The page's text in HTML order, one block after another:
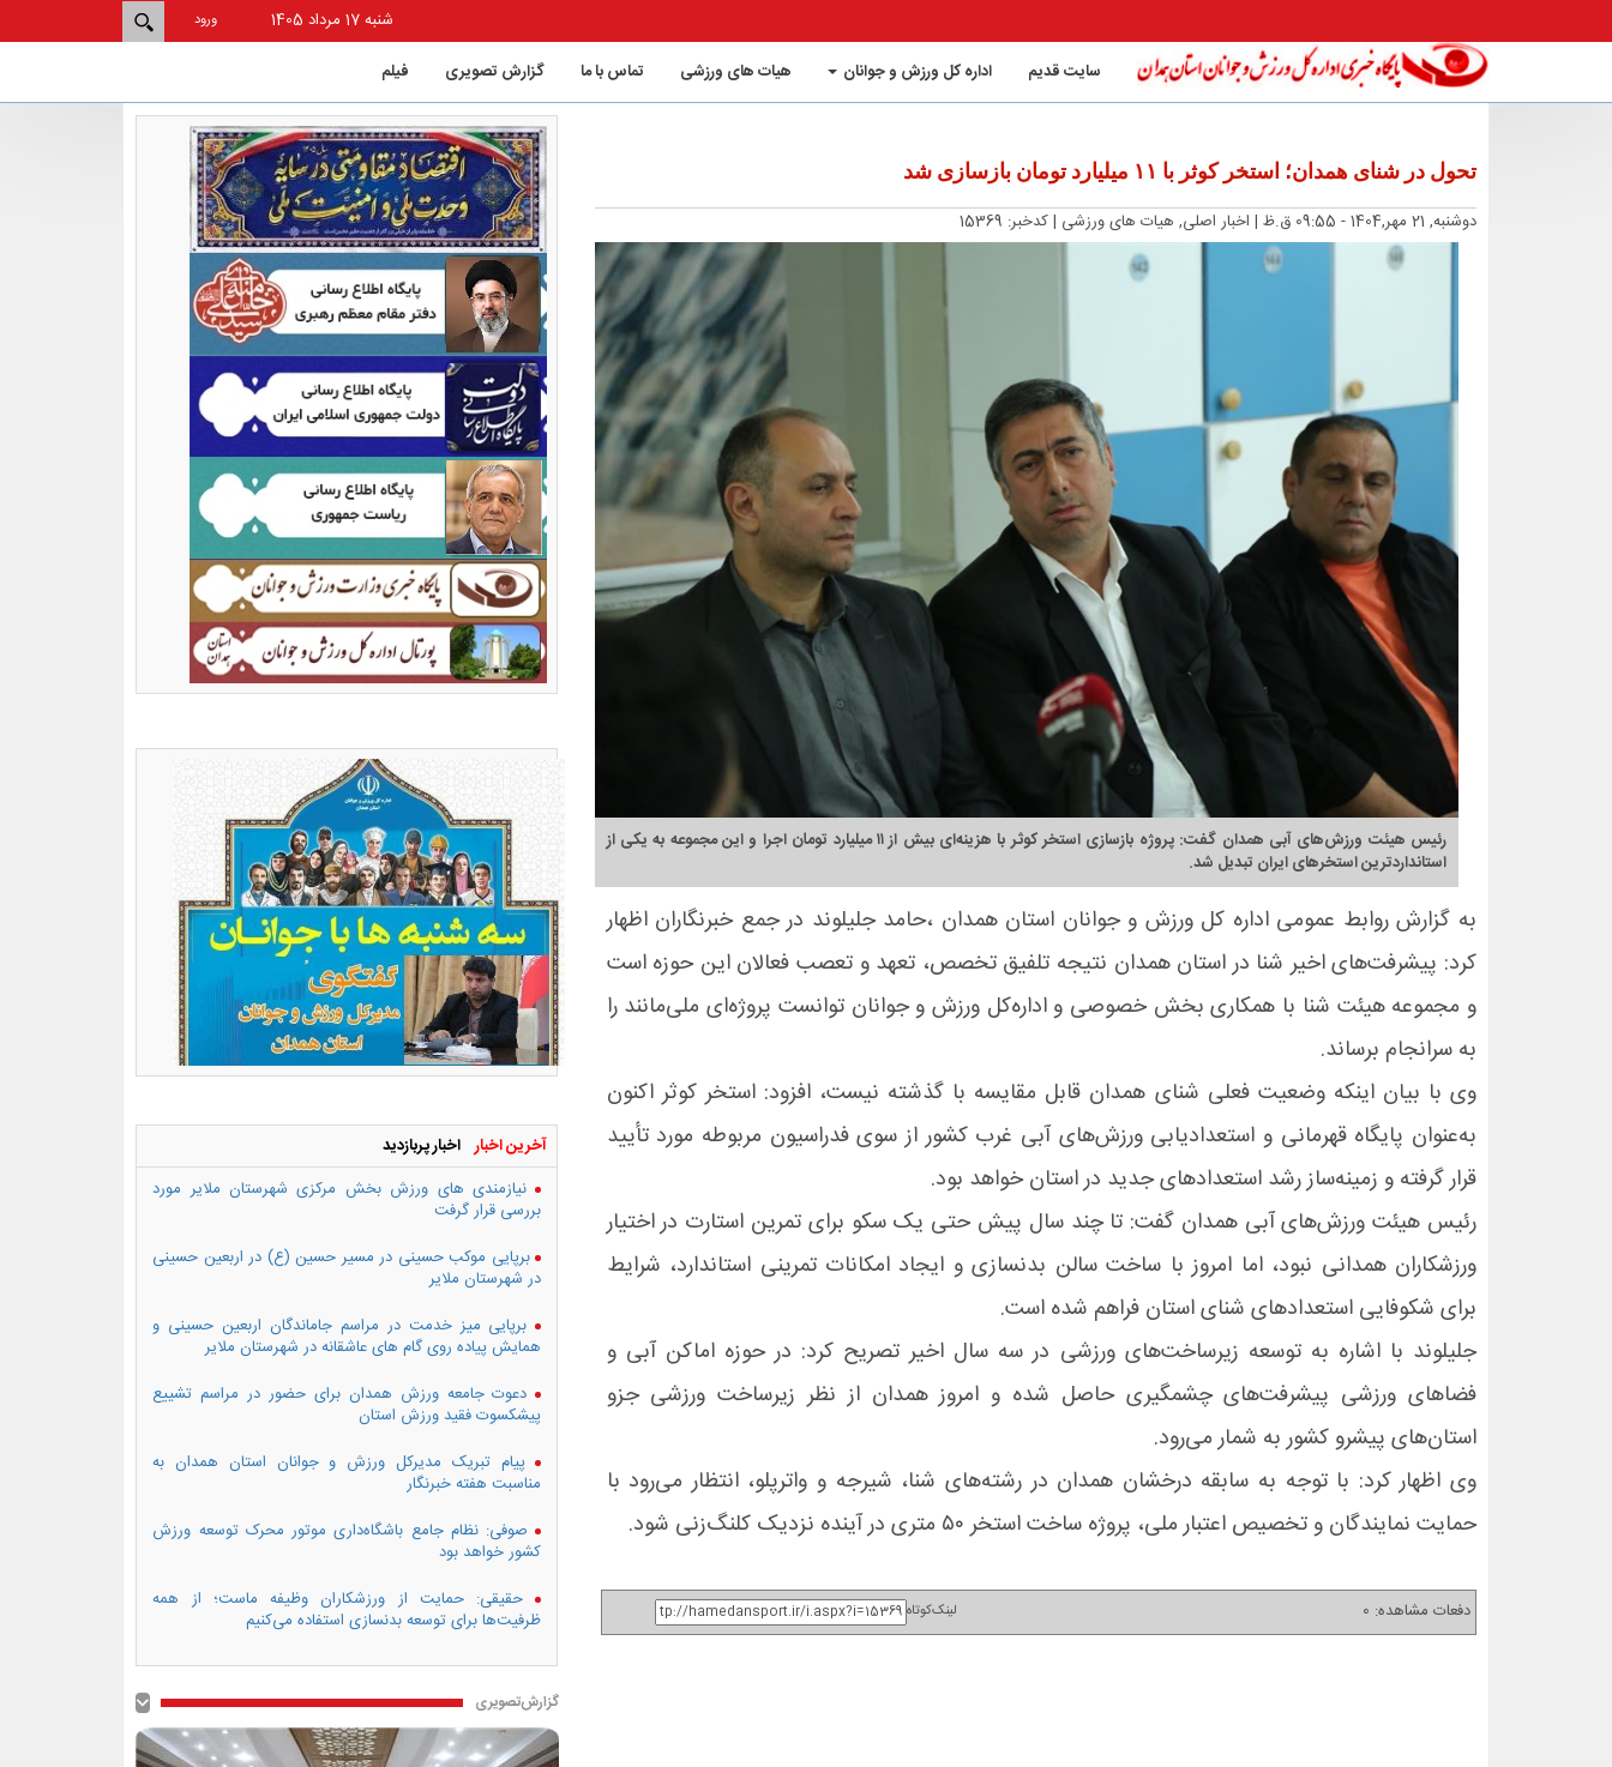
ورود
شنبه 17 مرداد 1405
سایت قدیم
اداره کل ورزش و جوانان هیات های ورزشی تماس با ما گزارش تصویری فيلم
تحول در شنای همدان؛ استخر کوثر با ۱۱ میلیارد تومان بازسازی شد
دوشنبه, 21 مهر,1404 - 09:55 ق.ظ | اخبار اصلی, هیات های ورزشی | کدخبر: 15369
رئیس هیئت ورزش‌های آبی همدان گفت: پروژه بازسازی استخر کوثر با هزینه‌ای بیش از ۱۱ میلیارد تومان اجرا و این مجموعه به یکی از
استانداردترین استخرهای ایران تبدیل شد.
به گزارش روابط عمومی اداره کل ورزش و جوانان استان همدان ،حامد جلیلوند در جمع خبرنگاران اظهار
کرد: پیشرفت‌های اخیر شنا در استان همدان نتیجه تلفیق تخصص، تعهد و تعصب فعالان این حوزه است
و مجموعه هیئت شنا با همکاری بخش خصوصی و اداره‌کل ورزش و جوانان توانست پروژه‌ای ملی‌مانند را
به سرانجام برساند.
وی با بیان اینکه وضعیت فعلی شنای همدان قابل مقایسه با گذشته نیست، افزود: استخر کوثر اکنون
به‌عنوان پایگاه قهرمانی و استعدادیابی ورزش‌های آبی غرب کشور از سوی فدراسیون مربوطه مورد تأیید
قرار گرفته و زمینه‌ساز رشد استعدادهای جدید در استان خواهد بود.
رئیس هیئت ورزش‌های آبی همدان گفت: تا چند سال پیش حتی یک سکو برای تمرین استارت در اختیار
ورزشکاران همدانی نبود، اما امروز با ساخت سالن بدنسازی و ایجاد امکانات تمرینی استاندارد، شرایط
برای شکوفایی استعدادهای شنای استان فراهم شده است.
جلیلوند با اشاره به توسعه زیرساخت‌های ورزشی در سه سال اخیر تصریح کرد: در حوزه اماکن آبی و
فضاهای ورزشی پیشرفت‌های چشمگیری حاصل شده و امروز همدان از نظر زیرساخت ورزشی جزو
استان‌های پیشرو کشور به شمار می‌رود.
وی اظهار کرد: با توجه به سابقه درخشان همدان در رشته‌های شنا، شیرجه و واترپلو، انتظار می‌رود با
حمایت نمایندگان و تخصیص اعتبار ملی، پروژه ساخت استخر ۵۰ متری در آینده نزدیک کلنگ‌زنی شود.
لینک‌کوتاه دفعات مشاهده: 0
آخرین اخبار اخبار پربازدید
نیازمندی های ورزش بخش مرکزی شهرستان ملایر مورد
بررسی قرار گرفت
برپایی موکب حسینی در مسیر حسین (ع) در اربعین حسینی
در شهرستان ملایر
برپایی میز خدمت در مراسم جاماندگان اربعین حسینی و
همایش پیاده روی گام های عاشقانه در شهرستان ملایر
دعوت جامعه ورزش همدان برای حضور در مراسم تشییع
پیشکسوت فقید ورزش استان
پیام تبریک مدیرکل ورزش و جوانان استان همدان به
مناسبت هفته خبرنگار
صوفی: نظام جامع باشگاه‌داری موتور محرک توسعه ورزش
کشور خواهد بود
حقیقی: حمایت از ورزشکاران وظیفه ماست؛ از همه
ظرفیت‌ها برای توسعه بدنسازی استفاده می‌کنیم
گزارش‌تصویری